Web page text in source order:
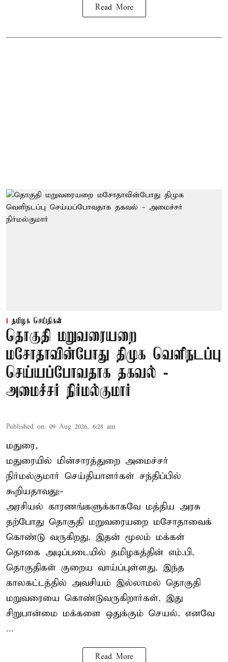
Read More
தமிழக செய்திகள்
தொகுதி மறுவரையறை
மசோதாவின்போது திமுக வெளிநடப்பு
செய்யப்போவதாக தகவல் -
அமைச்சர் நிர்மல்குமார்
Published on: 09 Aug 2026, 6:28 am
மதுரை,
மதுரையில் மின்சாரத்துறை அமைச்சர்
நிர்மல்குமார் செய்தியாளர்கள் சந்திப்பில்
கூறியதாவது:-
அரசியல் காரணங்களுக்காகவே மத்திய அரசு
தற்போது தொகுதி மறுவரையறை மசோதாவைக்
கொண்டு வருகிறது. இதன் மூலம் மக்கள்
தொகை அடிப்படையில் தமிழகத்தின் எம்.பி.
தொகுதிகள் குறைய வாய்ப்புள்ளது. இந்த
காலகட்டத்தில் அவசியம் இல்லாமல் தொகுதி
மறுவரையை கொண்டுவருகிறார்கள். இது
சிறுபான்மை மக்களை ஒதுக்கும் செயல். எனவே
...
Read More